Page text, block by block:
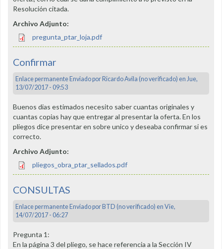
Resolución citada.
Archivo Adjunto:
pregunta_ptar_loja.pdf
Confirmar
Enlace permanente Enviado por Ricardo Avila (no verificado) en Jue,
13/07/2017 - 09:53
Buenos dias estimados necesito saber cuantas originales y
cuantas copias hay que entregar al presentar la oferta. En los
pliegos dice presentar en sobre unico y deseaba confirmar si es
correcto.
Archivo Adjunto:
pliegos_obra_ptar_sellados.pdf
CONSULTAS
Enlace permanente Enviado por BTD (no verificado) en Vie,
14/07/2017 - 06:27
Pregunta 1:
En la página 3 del pliego, se hace referencia a la Sección IV